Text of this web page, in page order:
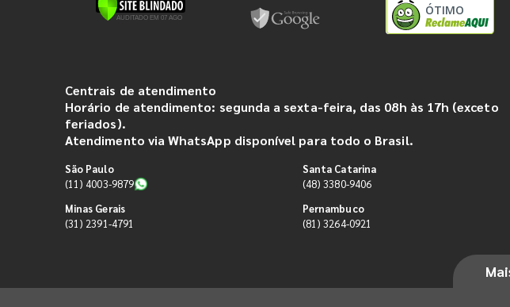
ÓTIMO
Centrais de atendimento
Horário de atendimento: segunda a sexta-feira, das 08h às 17h (exceto
feriados).
Atendimento via WhatsApp disponível para todo o Brasil.
São Paulo
(11) 4003-9879
Minas Gerais
(31) 2391-4791
Santa Catarina
(48) 3380-9406
Pernambuco
(81) 3264-0921